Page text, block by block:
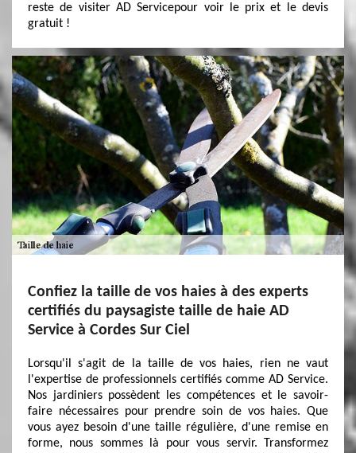
reste de visiter AD Servicepour voir le prix et le devis
gratuit !
Confiez la taille de vos haies à des experts
certifiés du paysagiste taille de haie AD
Service à Cordes Sur Ciel
Lorsqu'il s'agit de la taille de vos haies, rien ne vaut
l'expertise de professionnels certifiés comme AD Service.
Nos jardiniers possèdent les compétences et le savoir-
faire nécessaires pour prendre soin de vos haies. Que
vous ayez besoin d'une taille régulière, d'une remise en
forme, nous sommes là pour vous servir. Transformez